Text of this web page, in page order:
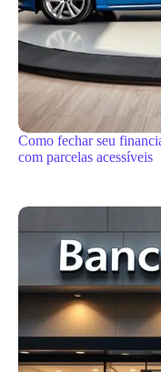
Como fechar seu
com parcelas acessíveis